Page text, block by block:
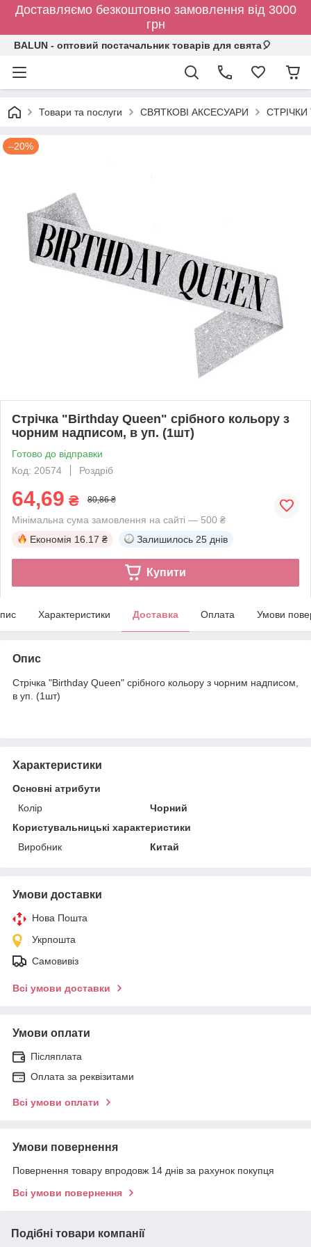
Доставляємо безкоштовно замовлення від 3000
грн
BALUN - оптовий постачальник товарів для свята🎈
Товари та послуги СВЯТКОВІ АКСЕСУАРИ
–20%
Стрічка "Birthday Queen" срібного кольору з
чорним надписом, в уп. (1шт)
Готово до відправки
Код: 20574
Роздріб
64,69 ₴ 80,86 ₴
Мінімальна сума замовлення на сайті — 500 ₴
Економія 16.17 ₴ Залишилось 25 днів
Купити
Характеристики Доставка Оплата Умови
Опис
Стрічка "Birthday Queen" срібного кольору з чорним надписом,
в уп. (1шт)
Характеристики
Основні атрибути
Колір
Чорний
Користувальницькі характеристики
Виробник
Китай
Умови доставки
Нова Пошта
Укрпошта
Самовивіз
Всі умови доставки
Умови оплати
Післяплата
Оплата за реквізитами
Всі умови оплати
Умови повернення
Повернення товару впродовж 14 днів за рахунок покупця
Всі умови повернення
Подібні товари компанії